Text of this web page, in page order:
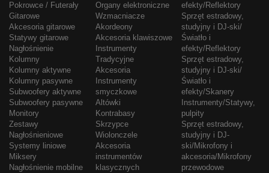
Pokrowce / Futerały
Gitarowe
Akcesoria gitarowe
Statywy gitarowe
Nagłośnienie
Kolumny
Kolumny aktywne
Kolumny pasywne
Subwoofery aktywne
Subwoofery pasywne
Monitory
Zestawy
Nagłośnieniowe
Systemy liniowe
Miksery
Nagłośnienie mobilne
Organy elektroniczne
Wzmacniacze
Akordeony
Akcesoria klawiszowe
Instrumenty
Tradycyjne
Akcesoria
Instrumenty
smyczkowe
Altówki
Kontrabasy
Skrzypce
Wiolonczele
Akcesoria
instrumentów
klasycznych
efekty/Reflektory
Sprzęt estradowy,
studyjny i DJ-ski/
Światło i
efekty/Reflektory
Sprzęt estradowy,
studyjny i DJ-ski/
Światło i
efekty/Skanery
Instrumenty/Statywy,
pulpity
Sprzęt estradowy,
studyjny i DJ-
ski/Mikrofony i
akcesoria/Mikrofony
przewodowe